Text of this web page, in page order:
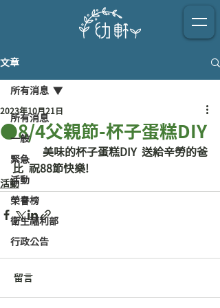
文章
所有消息
一般
緊急
活動
榮譽榜
衛生福利部
行政公告
所有消息
●8/4父親節-杯子蛋糕DIY
2023年10月21日
           美味的杯子蛋糕DIY  送給辛勞的爸
比  祝88節快樂!
活動
留言